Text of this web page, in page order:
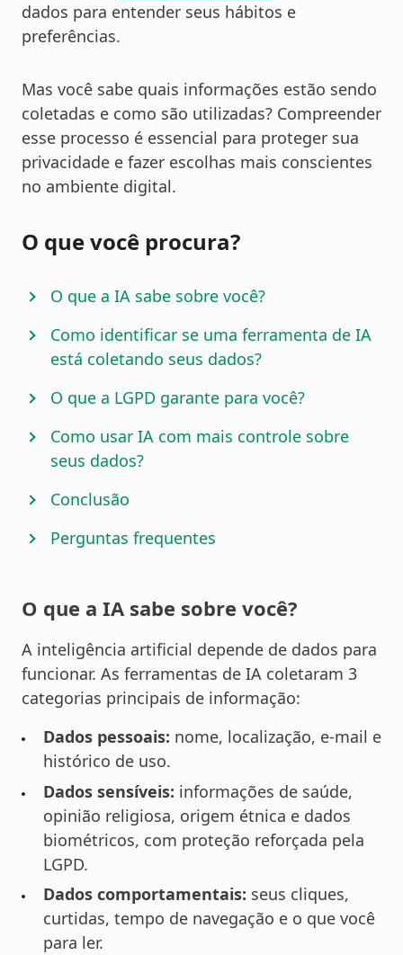
dados para entender seus hábitos e
preferências.
Mas você sabe quais informações estão sendo
coletadas e como são utilizadas? Compreender
esse processo é essencial para proteger sua
privacidade e fazer escolhas mais conscientes
no ambiente digital.
O que você procura?
O que a IA sabe sobre você?
Como identificar se uma ferramenta de IA
está coletando seus dados?
O que a LGPD garante para você?
Como usar IA com mais controle sobre
seus dados?
Conclusão
Perguntas frequentes
O que a IA sabe sobre você?
A inteligência artificial depende de dados para
funcionar. As ferramentas de IA coletaram 3
categorias principais de informação:
Dados pessoais: nome, localização, e-mail e
histórico de uso.
Dados sensíveis: informações de saúde,
opinião religiosa, origem étnica e dados
biométricos, com proteção reforçada pela
LGPD.
Dados comportamentais: seus cliques,
curtidas, tempo de navegação e o que você
para ler.